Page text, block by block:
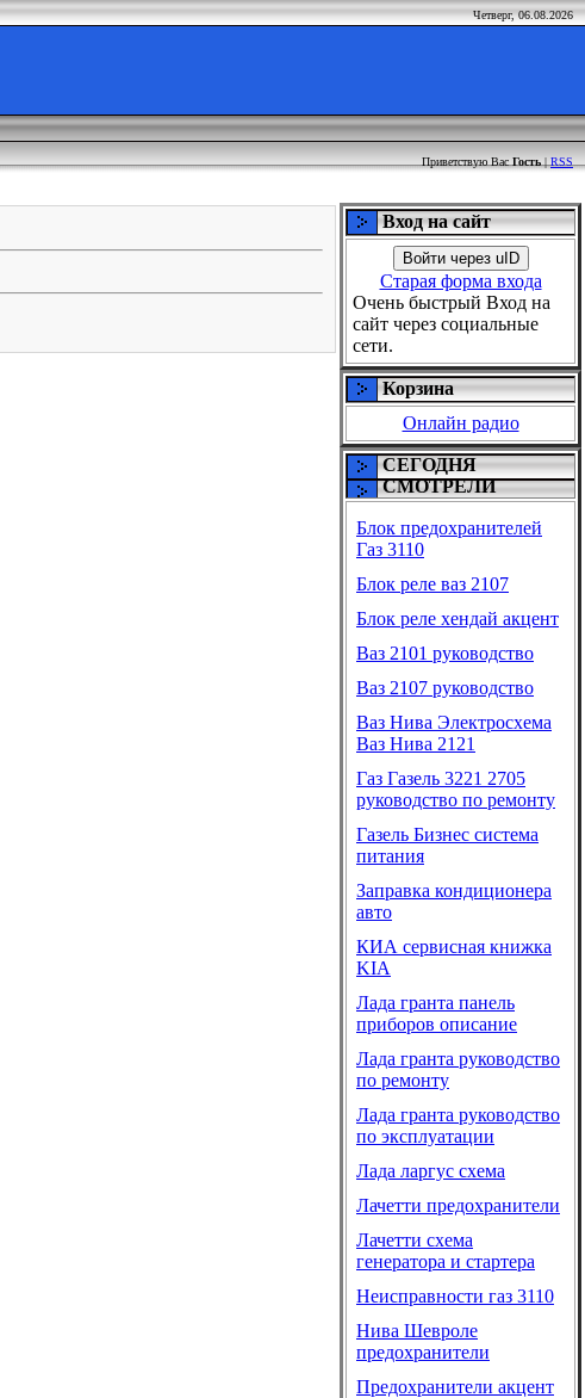
Четверг, 06.08.2026
Приветствую Вас Гость | RSS
Вход на сайт
Войти через uID
Старая форма входа
Очень быстрый Вход на
сайт через социальные
сети.
Корзина
Онлайн радио
СЕГОДНЯ
СМОТРЕЛИ
Блок предохранителей
Газ 3110
Блок реле ваз 2107
Блок реле хендай акцент
Ваз 2101 руководство
Ваз 2107 руководство
Ваз Нива Электросхема
Ваз Нива 2121
Газ Газель 3221 2705
руководство по ремонту
Газель Бизнес система
питания
Заправка кондиционера
авто
КИА сервисная книжка
KIA
Лада гранта панель
приборов описание
Лада гранта руководство
по ремонту
Лада гранта руководство
по эксплуатации
Лада ларгус схема
Лачетти предохранители
Лачетти схема
генератора и стартера
Неисправности газ 3110
Нива Шевроле
предохранители
Предохранители акцент